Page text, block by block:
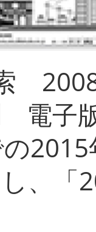
子
、「